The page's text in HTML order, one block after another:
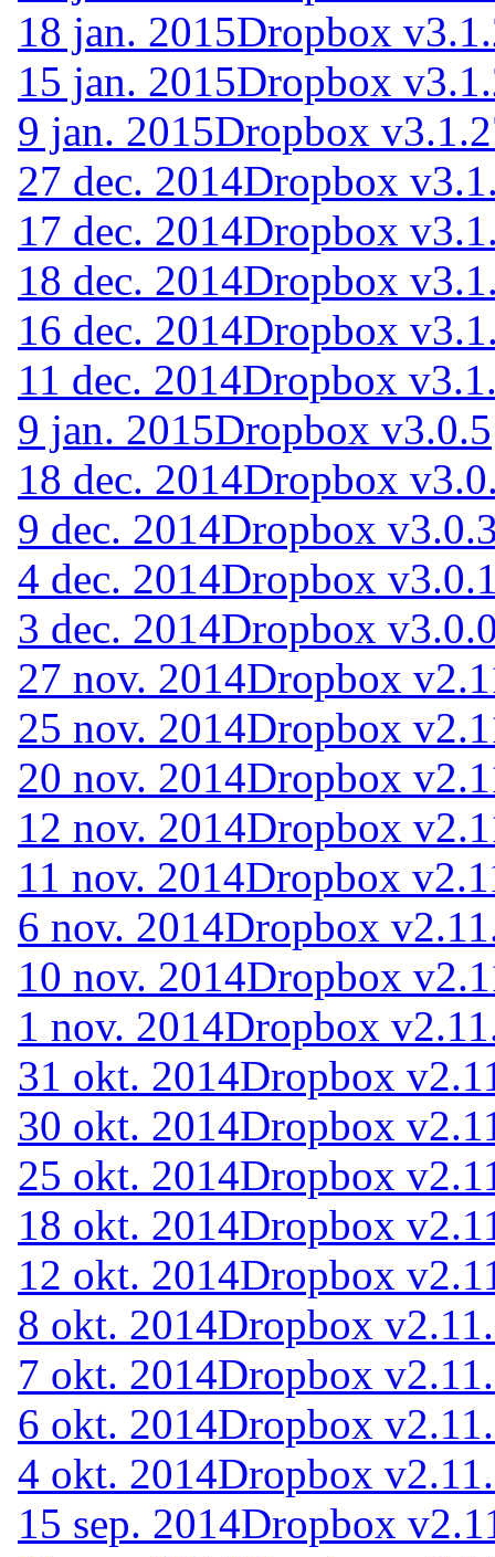
18 jan. 2015Dropbox
15 jan. 2015Dropbox
9 jan. 2015Dropbox
27 dec. 2014Dropbox
17 dec. 2014Dropbox
18 dec. 2014Dropbox
16 dec. 2014Dropbox
11 dec. 2014Dropbox
9 jan. 2015Dropbox v3.0.5
18 dec. 2014Dropbox
9 dec. 2014Dropbox
4 dec. 2014Dropbox
3 dec. 2014Dropbox
27 nov. 2014Dropbox
25 nov. 2014Dropbox
20 nov. 2014Dropbox
12 nov. 2014Dropbox
11 nov. 2014Dropbox
6 nov. 2014Dropbox
10 nov. 2014Dropbox
1 nov. 2014Dropbox
31 okt. 2014Dropbox
30 okt. 2014Dropbox
25 okt. 2014Dropbox
18 okt. 2014Dropbox
12 okt. 2014Dropbox
8 okt. 2014Dropbox
7 okt. 2014Dropbox
6 okt. 2014Dropbox
4 okt. 2014Dropbox
15 sep. 2014Dropbox